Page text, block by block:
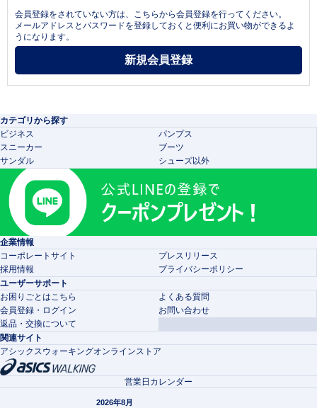
会員登録をされていない方は、こちらから会員登録を行ってください。
メールアドレスとパスワードを登録しておくと便利にお買い物ができるよ
うになります。
カテゴリから探す
ビジネス
パンプス
スニーカー
ブーツ
サンダル
シューズ以外
企業情報
コーポレートサイト
プレスリリース
採用情報
プライバシーポリシー
ユーザーサポート
お困りごとはこちら
よくある質問
会員登録・ログイン
お問い合わせ
返品・交換について
関連サイト
アシックスウォーキングオンラインストア
営業日カレンダー
2026年8月